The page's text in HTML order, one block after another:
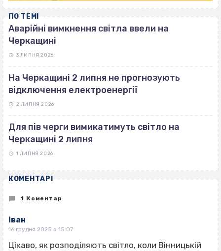
ПО ТЕМІ
Аварійні вимкнення світла ввели на
Черкащині
3 ЛИПНЯ 2026
На Черкащині 2 липня не прогнозують
відключення електроенергії
2 ЛИПНЯ 2026
Для пів черги вимикатимуть світло на
Черкащині 2 липня
1 ЛИПНЯ 2026
КОМЕНТАРІ
1 Коментар
Іван
16 грудня 2025 в 15:07
Цікаво, як розподіляють світло, коли Вінницькій